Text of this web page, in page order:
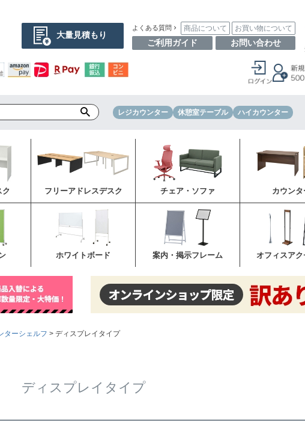
大量見積もり
よくある質問 商品について お買い物について
ご利用ガイド お問い合わせ
レジカウンター 休憩室テーブル ハイカウンター
ク フリーアドレスデスク チェア・ソファ カウンタ
ホワイトボード 案内・掲示フレーム オフィスアク
ターシェルフ ディスプレイタイプ
ディスプレイタイプ